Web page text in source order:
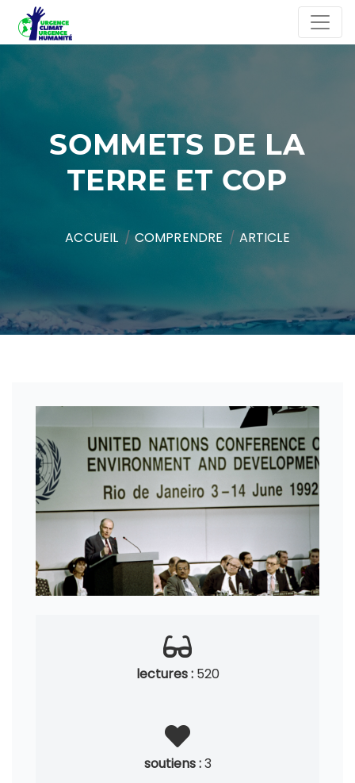
SOMMETS DE LA
TERRE ET COP
ACCUEIL COMPRENDRE ARTICLE
lectures :520
soutiens :3